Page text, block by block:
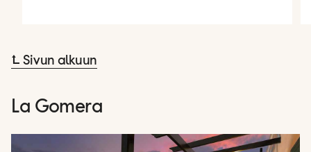
⮤ Sivun alkuun
La Gomera